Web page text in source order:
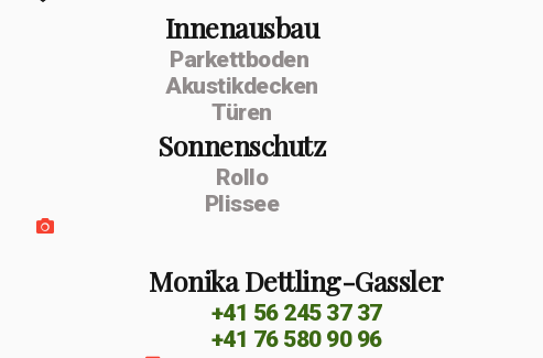
Innenausbau
Parkettboden
Akustikdecken
Türen
Sonnenschutz
Rollo
Plissee
Monika Dettling-Gassler
+41 56 245 37 37
+41 76 580 90 96